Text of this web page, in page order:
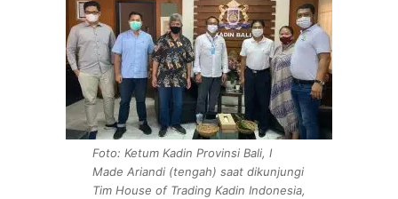
Foto: Ketum Kadin Provinsi Bali, I
Made Ariandi (tengah) saat dikunjungi
Tim House of Trading Kadin Indonesia,